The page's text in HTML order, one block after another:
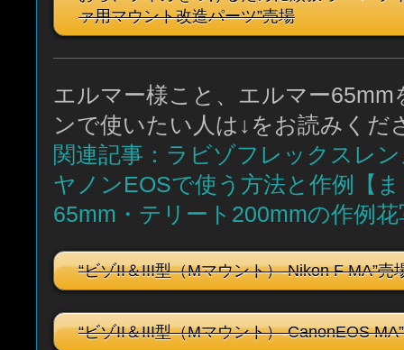
ァ用マウント改造パーツ”売場
エルマー様こと、エルマー
ンで使いたい人は↓をお読みくだ
関連記事：ラビゾフレックスレ
ヤノンEOSで使う方法と作例【
65mm・テリート200mmの作例
“ビゾII＆III型（Mマウント）-Nikon F MA”売
“ビゾII＆III型（Mマウント）-CanonEOS